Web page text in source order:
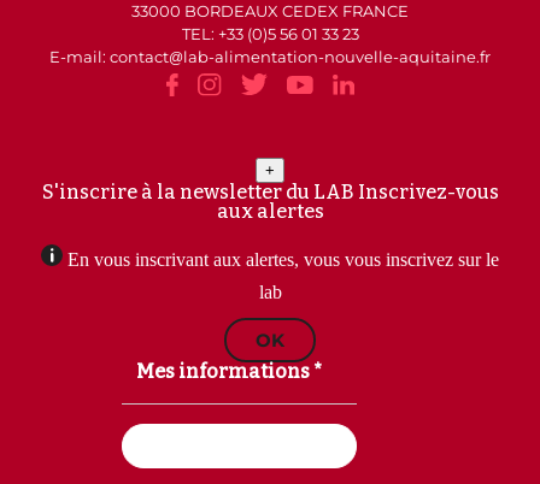
33000 BORDEAUX CEDEX FRANCE
TEL: +33 (0)5 56 01 33 23
E-mail: contact
lab-alimentation-nouvelle-aquitaine.fr
+
S'inscrire à la newsletter du LAB Inscrivez-vous
aux alertes
En vous inscrivant aux alertes, vous vous inscrivez sur le
lab
OK
Mes informations *